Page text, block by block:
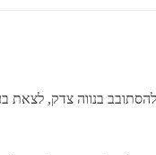
בנווה צדק, לצאת